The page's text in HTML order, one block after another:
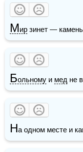
Мир зинет — камень
Больному и мед не
На одном месте и